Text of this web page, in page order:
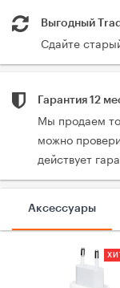
Выгодный
Сдайте
Гарантия 12
Мы продаем
можно
действует
Аксессуары